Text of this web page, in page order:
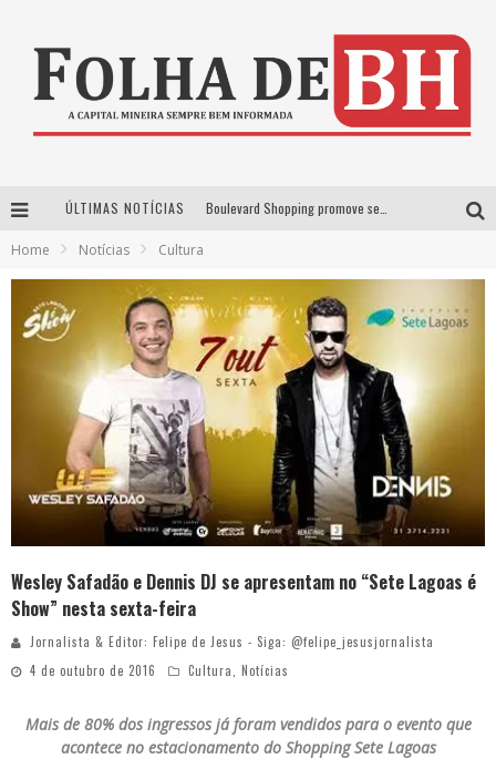
ÚLTIMAS NOTÍCIAS
Home Notícias Cultura
Wesley Safadão e Dennis DJ se apresentam no “Sete Lagoas é
Show” nesta sexta-feira
Jornalista & Editor: Felipe de Jesus - Siga: @felipe_jesusjornalista
4 de outubro de 2016
Cultura Notícias
Mais de 80% dos ingressos já foram vendidos para o evento que
acontece no estacionamento do Shopping Sete Lagoas